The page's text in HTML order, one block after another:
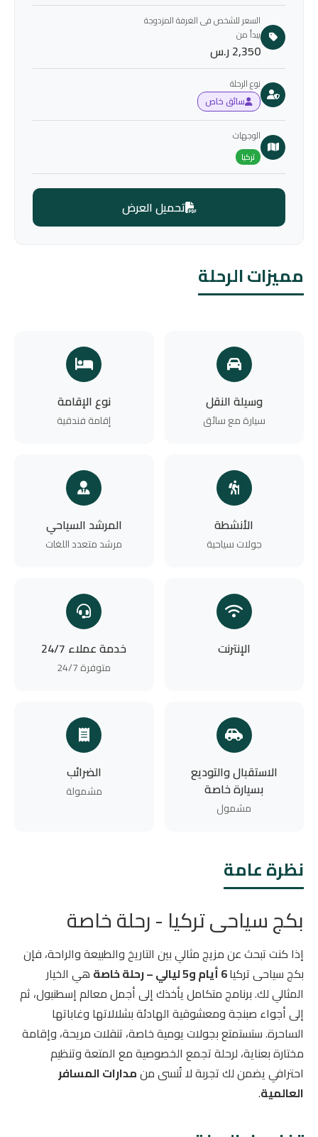
مميزات الرحلة
وسيلة النقل
سيارة مع سائق
نوع الإقامة
إقامة فندقية
الأنشطة
جولات سياحية
المرشد السياحي
مرشد متعدد اللغات
الإنترنت خدمة عملاء 24/7
متوفرة 24/7
الاستقبال والتوديع
بسيارة خاصة
مشمول
الضرائب
مشمولة
نظرة عامة
بكج سياحى تركيا - رحلة خاصة
إذا كنت تبحث عن مزيج مثالي بين التاريخ والطبيعة والراحة، فإن
بكج سياحى تركيا
هي الخيار
المثالي لك. برنامج متكامل يأخذك إلى أجمل معالم إسطنبول، ثم
إلى أجواء صبنجة ومعشوقية الهادئة بشلالاتها وغاباتها
الساحرة. ستستمتع بجولات يومية خاصة، تنقلات مريحة، وإقامة
مختارة بعناية، لرحلة تجمع الخصوصية مع المتعة وتنظيم
احترافي يضمن لك تجربة لا تُنسى منمدارات المسافر
العالمية.
السعر للشخص فى الغرفة المزدوجة
يبدأ من
2,350 ر.س
نوع الرحلة
سائق خاص
الوجهات
تركيا
تحميل العرض